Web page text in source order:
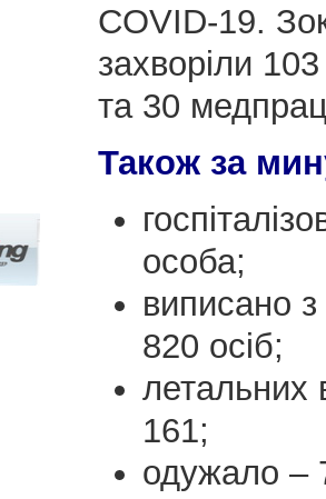
COVID-19.
захворіли
та 30
Також за
особа;
виписано з
820 осіб;
летальних
161;
одужало –